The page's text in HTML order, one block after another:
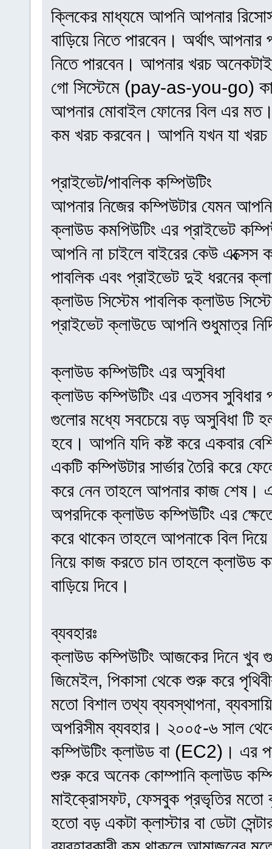
ক্লিকের মাধ্যমে আপনি আপনার
বাড়িয়ে নিতে পারবেন। অর্থাৎ
নিতে পারবেন। আপনার খরচ
গো সিস্টেমে (pay-as-you-go)
আপনার মোবাইল ফোনের বিল এর
কম খরচ করবেন। আপনি যখন যা
প্রাইভেট/পাবলিক কম্পিউটিং
আপনার নিজের কম্পিউটার যেমন
ক্লাউড কমপিউটিং এর প্রাইভেট
আপনি না চাইলে বাইরের কেউ
পাবলিক এবং প্রাইভেট দুই ধরনের
ক্লাউড সিস্টেম পাবলিক ক্লাউড
প্রাইভেট ক্লাউডে আপনি শুধুমাত্র
ক্লাউড কম্পিউটিং এর অসুবিধা
ক্লাউড কম্পিউটিং এর এতসব সুবিধার
গুলোর মধ্যে সবচেয়ে বড় অসুবিধা টি
হবে। আপনি যদি কষ্ট করে একবার
একটি কম্পিউটার সার্ভার তৈরি করে
করে নেন তাহলে আপনার কাজ
অপরদিকে ক্লাউড কম্পিউটিং এর
করে থাকেন তাহলে আপনাকে বিল
নিয়ে কাজ করতে চান তাহলে ক্লাউড
বাড়িয়ে দিবে।
ব্যবহারঃ
ক্লাউড কম্পিউটিং আজকের দিনে খুব
জিমেইল, পিকাসা থেকে শুরু করে
মতো বিশাল তথ্য ব্যবস্থাপনা,
অপরিসীম ব্যবহার। ২০০৫-৬ সাল
কম্পিউটিং ক্লাউড বা (EC2)। এর
শুরু করে অনেক কোম্পানি ক্লাউড
মাইক্রোসফট, ফেসবুক প্রভৃতির মতো
হতো বড় একটা ক্লাস্টার বা ডেটা